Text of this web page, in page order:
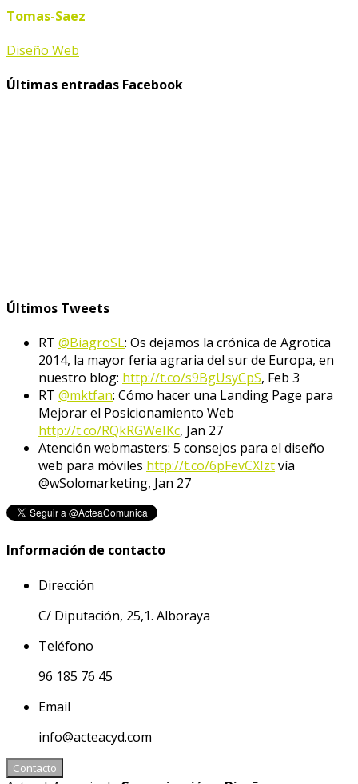
Tomas-Saez
Diseño Web
Últimas entradas Facebook
Últimos Tweets
RT @BiagroSL: Os dejamos la crónica de Agrotica
2014, la mayor feria agraria del sur de Europa, en
nuestro blog: http://t.co/s9BgUsyCpS, Feb 3
RT @mktfan: Cómo hacer una Landing Page para
Mejorar el Posicionamiento Web
http://t.co/RQkRGWeIKc, Jan 27
Atención webmasters: 5 consejos para el diseño
web para móviles http://t.co/6pFevCXIztvía
@wSolomarketing, Jan 27
Información de contacto
Dirección
C/ Diputación, 25,1. Alboraya
Teléfono
96 185 76 45
Email
info@acteacyd.com
Contacto